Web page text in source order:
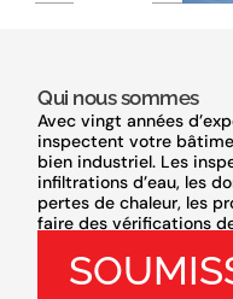
Qui nous sommes
Avec vingt années
inspectent votre
bien industriel. Les
infiltrations d’eau, les
pertes de chaleur, les
faire des vérifications